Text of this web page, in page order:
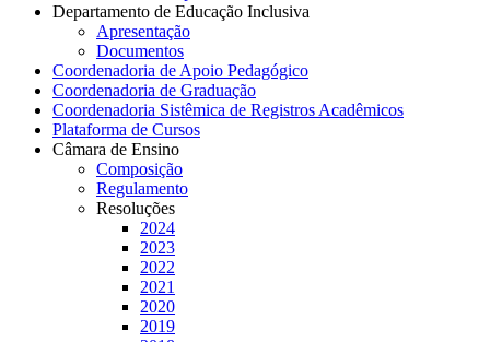
Departamento de Educação Inclusiva
Apresentação
Documentos
Coordenadoria de Apoio Pedagógico
Coordenadoria de Graduação
Coordenadoria Sistêmica de Registros Acadêmicos
Plataforma de Cursos
Câmara de Ensino
Composição
Regulamento
Resoluções
2024
2023
2022
2021
2020
2019